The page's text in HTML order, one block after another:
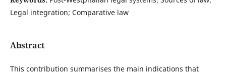
Legal integration; Comparative law
Abstract
This contribution summarises the main indications that